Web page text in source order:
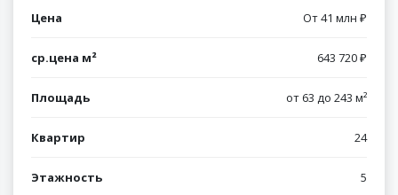
Цена От 41 млн ₽
ср.цена м² 643 720 ₽
Площадь от 63 до 243 м²
Квартир 24
Этажность 5